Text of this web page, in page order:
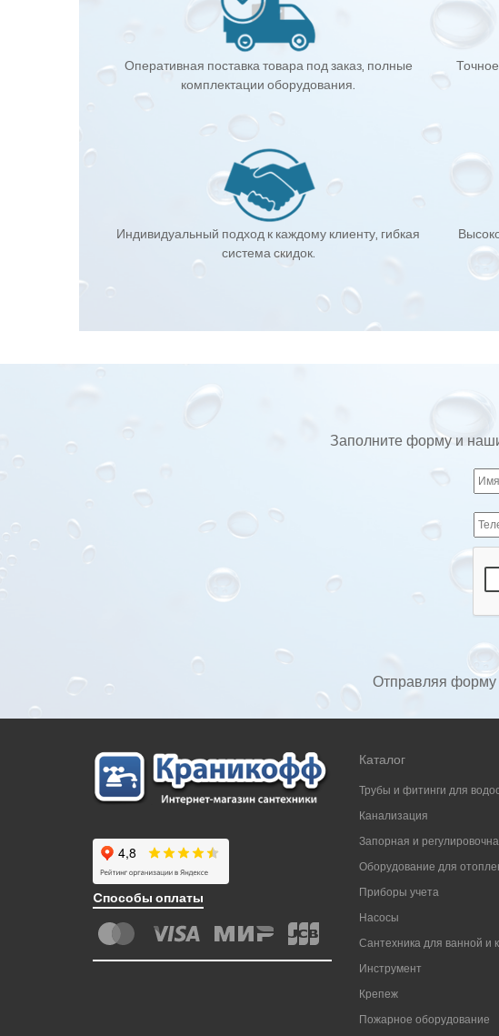
Оперативная поставка товара под заказ, полные
комплектации оборудования.
Индивидуальный подход к каждому клиенту, гибкая
система скидок.
Заполните форму и
Отправляя форму
Cпособы оплаты
Каталог
Трубы и фитинги для
Канализация
Запорная и
Оборудование для
Приборы учета
Насосы
Сантехника для ванной и
Инструмент
Крепеж
Пожарное оборудование